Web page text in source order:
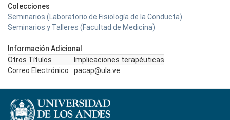
Colecciones
Seminarios (Laboratorio de Fisiología de la Conducta)
Seminarios y Talleres (Facultad de Medicina)
Información Adicional
Otros Títulos
Implicaciones terapéuticas
Correo Electrónico
pacap@ula.ve